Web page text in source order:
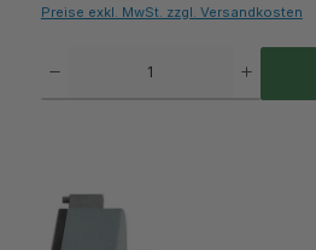
Preise exkl. MwSt. zzgl. Versandkosten